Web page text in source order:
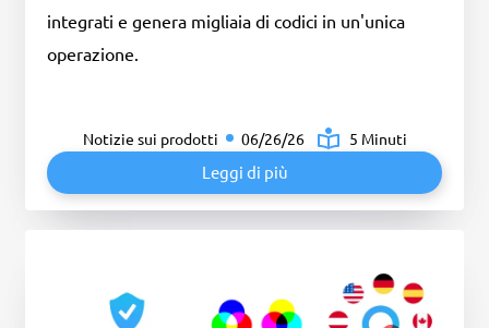
integrati e genera migliaia di codici in un'unica
operazione.
Notizie sui prodotti 06/26/26 5 Minuti
Leggi di più